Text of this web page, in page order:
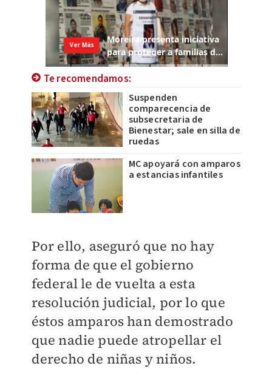
Te recomendamos:
Suspenden
comparecencia de
subsecretaria de
Bienestar; sale en silla de
ruedas
MC apoyará con amparos
a estancias infantiles
Por ello, aseguró que no hay
forma de que el gobierno
federal le de vuelta a esta
resolución judicial, por lo que
éstos amparos han demostrado
que nadie puede atropellar el
derecho de niñas y niños.